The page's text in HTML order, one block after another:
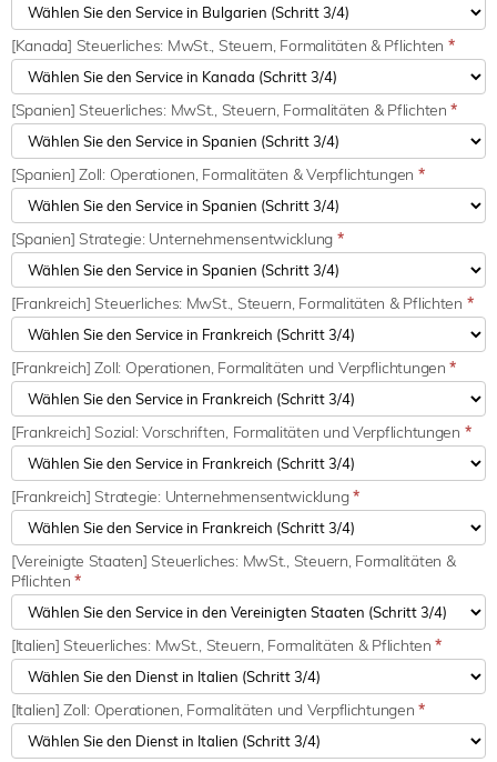
[Kanada] Steuerliches: MwSt., Steuern, Formalitäten & Pflichten *
[Spanien] Steuerliches: MwSt., Steuern, Formalitäten & Pflichten*
[Spanien] Zoll: Operationen, Formalitäten & Verpflichtungen *
[Spanien] Strategie: Unternehmensentwicklung *
[Frankreich] Steuerliches: MwSt., Steuern, Formalitäten & Pflichten *
[Frankreich] Zoll: Operationen, Formalitäten und Verpflichtungen*
[Frankreich] Sozial: Vorschriften, Formalitäten und Verpflichtungen *
[Frankreich] Strategie: Unternehmensentwicklung*
[Vereinigte Staaten] Steuerliches: MwSt., Steuern, Formalitäten &
Pflichten*
[Italien] Steuerliches: MwSt., Steuern, Formalitäten & Pflichten*
[Italien] Zoll: Operationen, Formalitäten und Verpflichtungen*